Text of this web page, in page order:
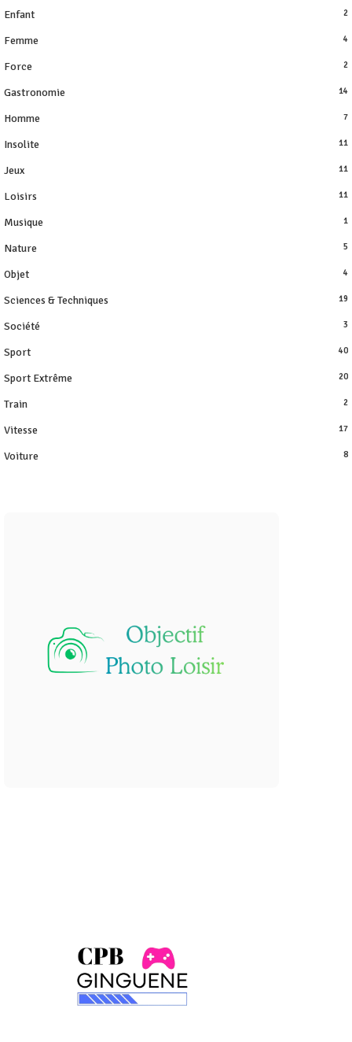
Enfant 2
Femme 4
Force 2
Gastronomie 14
Homme 7
Insolite 11
Jeux 11
Loisirs 11
Musique 1
Nature 5
Objet 4
Sciences & Techniques 19
Société 3
Sport 40
Sport Extrême 20
Train 2
Vitesse 17
Voiture 8